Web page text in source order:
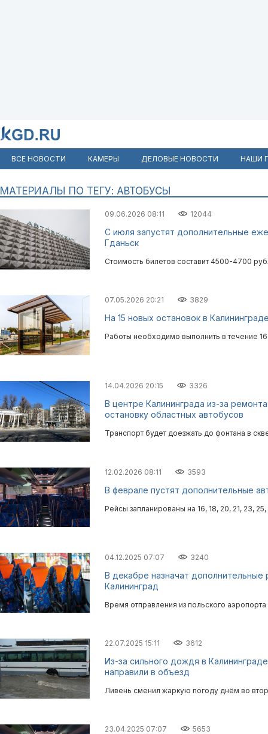
ВСЕ НОВОСТИ КАМЕРЫ ДЕЛОВЫЕ НОВОСТИ НАШИ
МАТЕРИАЛЫ ПО ТЕГУ: АВТОБУСЫ
09.06.2026 08:11 12044
С июля запустят дополнительные
Гданьск
Стоимость билетов составит 4500-4700
07.05.2026 20:21 3829
На 15 новых остановок в
Работы необходимо выполнить в течение
14.04.2026 20:15 3326
В центре Калининграда из-за
остановку областных автобусов
Транспорт будет доезжать до фонтана в
12.02.2026 08:11 3593
В феврале пустят дополнительные
Рейсы запланированы на 16, 18, 20, 21, 23,
04.12.2025 07:07 3240
В декабре назначат
Калининград
Время отправления из польского
22.07.2025 15:11 3612
Из-за сильного дождя в
направили в объезд
Ливень сменил жаркую погоду днём во
23.04.2025 07:07 5653